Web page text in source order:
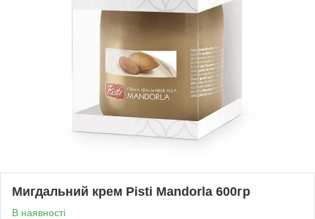
Мигдальний крем Pisti Mandorla 600гр
В наявності